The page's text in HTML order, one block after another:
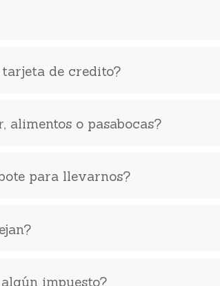
de credito?
alimentos o pasabocas?
para llevarnos?
impuesto?